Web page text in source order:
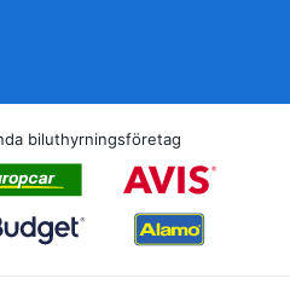
biluthyrningsföretag